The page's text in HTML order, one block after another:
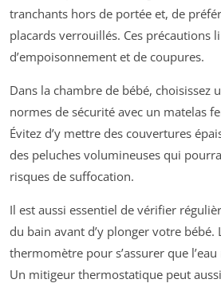
tranchants hors de portée et, de
placards verrouillés. Ces précautions
d’empoisonnement et de coupures.
Dans la chambre de bébé, choisissez
normes de sécurité avec un matelas
Évitez d’y mettre des couvertures
des peluches volumineuses qui
risques de suffocation.
Il est aussi essentiel de vérifier
du bain avant d’y plonger votre bébé.
thermomètre pour s’assurer que l’eau
Un mitigeur thermostatique peut